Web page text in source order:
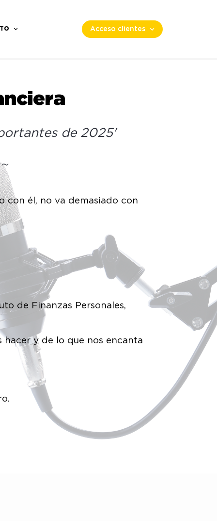
Acceso clientes
de 2025'
con él, no va demasiado con
de Finanzas Personales,
hacer y de lo que nos encanta